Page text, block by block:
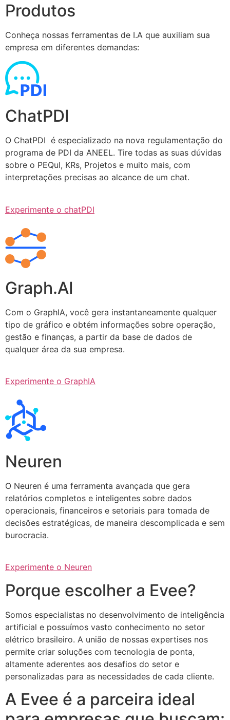
Produtos
Conheça nossas ferramentas de I.A que auxiliam sua
empresa em diferentes demandas:
ChatPDI
O ChatPDI é especializado na nova regulamentação do
programa de PDI da ANEEL. Tire todas as suas dúvidas
sobre o PEQuI, KRs, Projetos e muito mais, com
interpretações precisas ao alcance de um chat.
Experimente o chatPDI
Graph.AI
Com o GraphIA, você gera instantaneamente qualquer
tipo de gráfico e obtém informações sobre operação,
gestão e finanças, a partir da base de dados de
qualquer área da sua empresa.
Experimente o GraphIA
Neuren
O Neuren é uma ferramenta avançada que gera
relatórios completos e inteligentes sobre dados
operacionais, financeiros e setoriais para tomada de
decisões estratégicas, de maneira descomplicada e sem
burocracia.
Experimente o Neuren
Porque escolher a Evee?
Somos especialistas no desenvolvimento de inteligência
artificial e possuímos vasto conhecimento no setor
elétrico brasileiro. A união de nossas expertises nos
permite criar soluções com tecnologia de ponta,
altamente aderentes aos desafios do setor e
personalizadas para as necessidades de cada cliente.
A Evee é a parceira ideal